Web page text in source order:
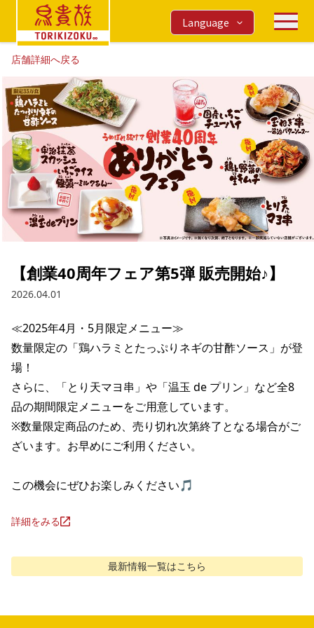
Language
店舗詳細へ戻る
【創業40周年フェア第5弾 販売開始♪】
2026.04.01
≪2025年4月・5月限定メニュー≫
数量限定の「鶏ハラミとたっぷりネギの甘酢ソース」が登
場！
さらに、「とり天マヨ串」や「温玉 de プリン」など全8
品の期間限定メニューをご用意しています。
※数量限定商品のため、売り切れ次第終了となる場合がご
ざいます。お早めにご利用ください。
この機会にぜひお楽しみください🎵
詳細をみる
最新情報一覧はこちら